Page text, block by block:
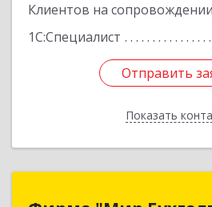
Клиентов на сопровождении
1С:Специалист
Отправить
Показать
Отправить
Назад